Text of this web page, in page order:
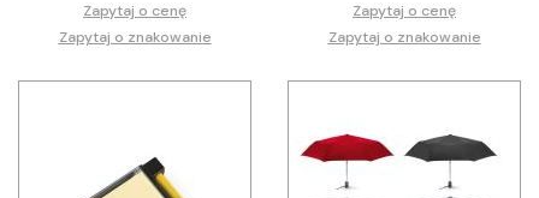
Zapytaj o cenę
Zapytaj o znakowanie
Zapytaj o cenę
Zapytaj o znakowanie